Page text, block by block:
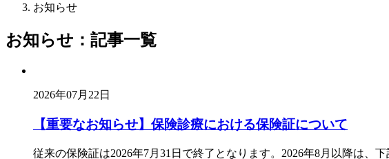
お知らせ
お知らせ：記事一覧
2026年07月22日
【重要なお知らせ】保険診療における保険証について
従来の保険証は2026年7月31日で終了となります。2026年8月以降は